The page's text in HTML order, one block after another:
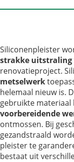
Siliconenpleister
strakke uitstraling
renovatieproject.
metselwerk
helemaal nieuw is.
gebruikte materiaal
voorbereidende
ontmossen. Bij
gezandstraald
pleister te
bestaat uit